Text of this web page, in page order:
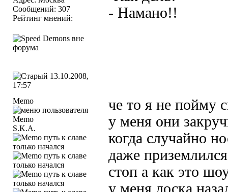
Сообщений: 307
Рейтинг мнений:
- Намано!!
13.10.2008,
17:57
Memo
S.K.A.
че то я не пойму
у меня они
когда случайно
даже
стоп а как это
у меня доска